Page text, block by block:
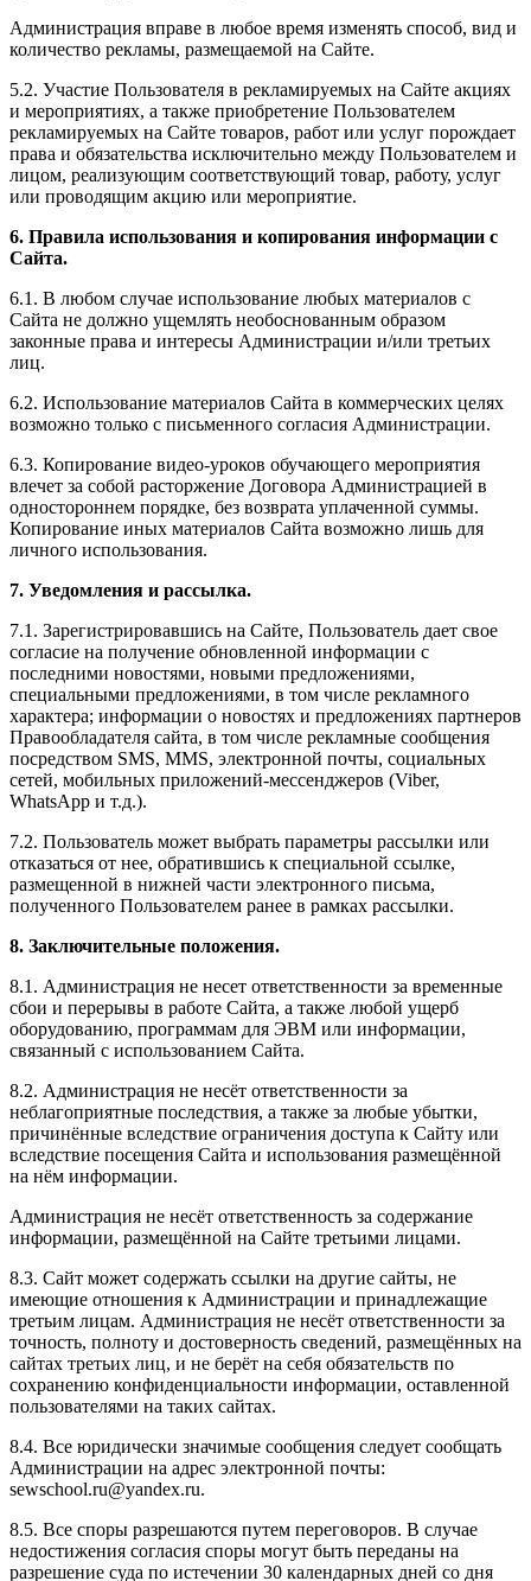
Администрация вправе в любое время изменять способ, вид и
количество рекламы, размещаемой на Сайте.
5.2. Участие Пользователя в рекламируемых на Сайте акциях
и мероприятиях, а также приобретение Пользователем
рекламируемых на Сайте товаров, работ или услуг порождает
права и обязательства исключительно между Пользователем и
лицом, реализующим соответствующий товар, работу, услуг
или проводящим акцию или мероприятие.
6. Правила использования и копирования информации с
Сайта.
6.1. В любом случае использование любых материалов с
Сайта не должно ущемлять необоснованным образом
законные права и интересы Администрации и/или третьих
лиц.
6.2. Использование материалов Сайта в коммерческих целях
возможно только с письменного согласия Администрации.
6.3. Копирование видео-уроков обучающего мероприятия
влечет за собой расторжение Договора Администрацией в
одностороннем порядке, без возврата уплаченной суммы.
Копирование иных материалов Сайта возможно лишь для
личного использования.
7. Уведомления и рассылка.
7.1. Зарегистрировавшись на Сайте, Пользователь дает свое
согласие на получение обновленной информации с
последними новостями, новыми предложениями,
специальными предложениями, в том числе рекламного
характера; информации о новостях и предложениях партнеров
Правообладателя сайта, в том числе рекламные сообщения
посредством SMS, MMS, электронной почты, социальных
сетей, мобильных приложений-мессенджеров (Viber,
WhatsApp и т.д.).
7.2. Пользователь может выбрать параметры рассылки или
отказаться от нее, обратившись к специальной ссылке,
размещенной в нижней части электронного письма,
полученного Пользователем ранее в рамках рассылки.
8. Заключительные положения.
8.1. Администрация не несет ответственности за временные
сбои и перерывы в работе Сайта, а также любой ущерб
оборудованию, программам для ЭВМ или информации,
связанный с использованием Сайта.
8.2. Администрация не несёт ответственности за
неблагоприятные последствия, а также за любые убытки,
причинённые вследствие ограничения доступа к Сайту или
вследствие посещения Сайта и использования размещённой
на нём информации.
Администрация не несёт ответственность за содержание
информации, размещённой на Сайте третьими лицами.
8.3. Сайт может содержать ссылки на другие сайты, не
имеющие отношения к Администрации и принадлежащие
третьим лицам. Администрация не несёт ответственности за
точность, полноту и достоверность сведений, размещённых на
сайтах третьих лиц, и не берёт на себя обязательств по
сохранению конфиденциальности информации, оставленной
пользователями на таких сайтах.
8.4. Все юридически значимые сообщения следует сообщать
Администрации на адрес электронной почты:
sewschool.ru@yandex.ru.
8.5. Все споры разрешаются путем переговоров. В случае
недостижения согласия споры могут быть переданы на
разрешение суда по истечении 30 календарных дней со дня